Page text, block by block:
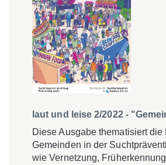
laut und leise 2/2022 -
Diese Ausgabe thematisiert die
Gemeinden in der
wie Vernetzung,